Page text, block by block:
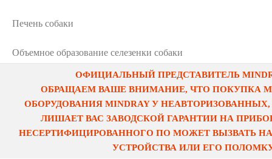
Печень собаки
Объемное образование селезенки собаки
ОФИЦИАЛЬНЫЙ ПРЕДСТАВИТЕЛЬ
ОБРАЩАЕМ ВАШЕ ВНИМАНИЕ, ЧТО ПОКУПКА
ОБОРУДОВАНИЯ MINDRAY У
ЛИШАЕТ ВАС ЗАВОДСКОЙ ГАРАНТИИ НА
НЕСЕРТИФИЦИРОВАННОГО ПО МОЖЕТ ВЫЗВАТЬ
УСТРОЙСТВА ИЛИ ЕГО